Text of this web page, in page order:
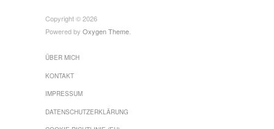
Copyright © 2026
Powered by Oxygen Theme.
ÜBER MICH
KONTAKT
IMPRESSUM
DATENSCHUTZ­ERKLÄRUNG